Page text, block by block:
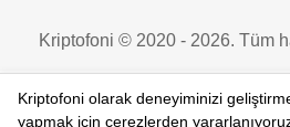
Kriptofoni © 2020 - 2026. Tüm
Kriptofoni olarak deneyiminizi
yapmak için çerezlerden